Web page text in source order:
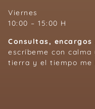
Viernes
10:00 – 15:00 H
Consultas,
escríbeme con
tierra y el tiempo me